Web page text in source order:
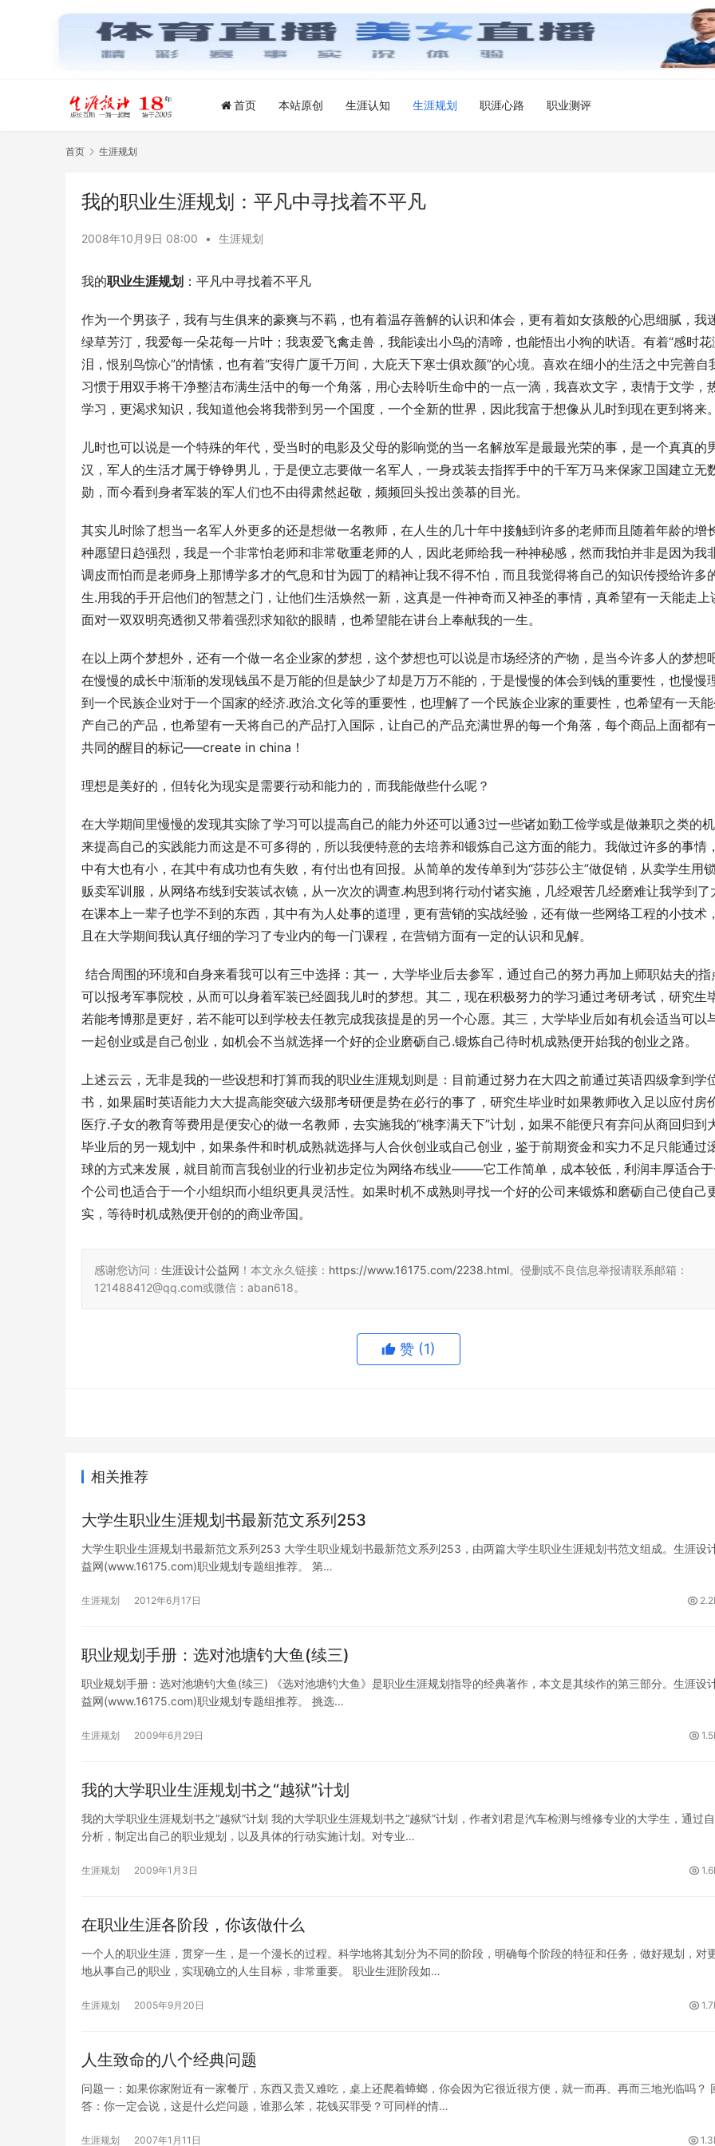
首页 本站原创 生涯认知 生涯规划 职涯心路 职业测评
首页 生涯规划
我的职业生涯规划：平凡中寻找着不平凡
2008年10月9日 08:00 • 生涯规划
我的职业生涯规划 ：平凡中寻找着不平凡
作为一个男孩子，我有与生俱来的豪爽与不羁，也有着温存善解的认识和体会，更有着如女孩般的心思细腻，我
绿草芳汀，我爱每一朵花每一片叶；我衷爱飞禽走兽，我能读出小鸟的清啼，也能悟出小狗的吠语。有着“感时花
泪，恨别鸟惊心”的情愫，也有着“安得广厦千万间，大庇天下寒士俱欢颜”的心境。喜欢在细小的生活之中完善自
习惯于用双手将干净整洁布满生活中的每一个角落，用心去聆听生命中的一点一滴，我喜欢文字，衷情于文学，
学习，更渴求知识，我知道他会将我带到另一个国度，一个全新的世界，因此我富于想像从儿时到现在更到将来。
儿时也可以说是一个特殊的年代，受当时的电影及父母的影响觉的当一名解放军是最最光荣的事，是一个真真的
汉，军人的生活才属于铮铮男儿，于是便立志要做一名军人，一身戎装去指挥手中的千军万马来保家卫国建立无
勋，而今看到身者军装的军人们也不由得肃然起敬，频频回头投出羡慕的目光。
其实儿时除了想当一名军人外更多的还是想做一名教师，在人生的几十年中接触到许多的老师而且随着年龄的增
种愿望日趋强烈，我是一个非常怕老师和非常敬重老师的人，因此老师给我一种神秘感，然而我怕并非是因为我
调皮而怕而是老师身上那博学多才的气息和甘为园丁的精神让我不得不怕，而且我觉得将自己的知识传授给许多
生.用我的手开启他们的智慧之门，让他们生活焕然一新，这真是一件神奇而又神圣的事情，真希望有一天能走上
面对一双双明亮透彻又带着强烈求知欲的眼睛，也希望能在讲台上奉献我的一生。
在以上两个梦想外，还有一个做一名企业家的梦想，这个梦想也可以说是市场经济的产物，是当今许多人的梦想吧
在慢慢的成长中渐渐的发现钱虽不是万能的但是缺少了却是万万不能的，于是慢慢的体会到钱的重要性，也慢慢
到一个民族企业对于一个国家的经济.政治.文化等的重要性，也理解了一个民族企业家的重要性，也希望有一天
产自己的产品，也希望有一天将自己的产品打入国际，让自己的产品充满世界的每一个角落，每个商品上面都有
共同的醒目的标记—–create in china！
理想是美好的，但转化为现实是需要行动和能力的，而我能做些什么呢？
在大学期间里慢慢的发现其实除了学习可以提高自己的能力外还可以通3过一些诸如勤工俭学或是做兼职之类的
来提高自己的实践能力而这是不可多得的，所以我便特意的去培养和锻炼自己这方面的能力。我做过许多的事情
中有大也有小，在其中有成功也有失败，有付出也有回报。从简单的发传单到为“莎莎公主”做促销，从卖学生用
贩卖军训服，从网络布线到安装试衣镜，从一次次的调查.构思到将行动付诸实施，几经艰苦几经磨难让我学到了
在课本上一辈子也学不到的东西，其中有为人处事的道理，更有营销的实战经验，还有做一些网络工程的小技术
且在大学期间我认真仔细的学习了专业内的每一门课程，在营销方面有一定的认识和见解。
结合周围的环境和自身来看我可以有三中选择：其一，大学毕业后去参军，通过自己的努力再加上师职姑夫的指
可以报考军事院校，从而可以身着军装已经圆我儿时的梦想。其二，现在积极努力的学习通过考研考试，研究生
若能考博那是更好，若不能可以到学校去任教完成我孩提是的另一个心愿。其三，大学毕业后如有机会适当可以
一起创业或是自己创业，如机会不当就选择一个好的企业磨砺自己.锻炼自己待时机成熟便开始我的创业之路。
上述云云，无非是我的一些设想和打算而我的职业生涯规划则是：目前通过努力在大四之前通过英语四级拿到学
书，如果届时英语能力大大提高能突破六级那考研便是势在必行的事了，研究生毕业时如果教师收入足以应付房
医疗.子女的教育等费用是便安心的做一名教师，去实施我的“桃李满天下”计划，如果不能便只有弃问从商回归到
毕业后的另一规划中，如果条件和时机成熟就选择与人合伙创业或自己创业，鉴于前期资金和实力不足只能通过
球的方式来发展，就目前而言我创业的行业初步定位为网络布线业——–它工作简单，成本较低，利润丰厚适合
个公司也适合于一个小组织而小组织更具灵活性。如果时机不成熟则寻找一个好的公司来锻炼和磨砺自己使自己
实，等待时机成熟便开创的的商业帝国。
感谢您访问： 生涯设计公益网 ！本文永久链接： https://www.16175.com/2238.html。侵删或不良信息举报请联系邮箱：
121488412@qq.com或微信：aban618。
赞 (1)
相关推荐
大学生职业生涯规划书最新范文系列253
大学生职业生涯规划书最新范文系列253 大学生职业规划书最新范文系列253，由两篇大学生职业生涯规划书范文组成。生涯设
益网(www.16175.com)职业规划专题组推荐。 第…
生涯规划 2012年6月17日
职业规划手册：选对池塘钓大鱼(续三)
职业规划手册：选对池塘钓大鱼(续三) 《选对池塘钓大鱼》是职业生涯规划指导的经典著作，本文是其续作的第三部分。生涯设
益网(www.16175.com)职业规划专题组推荐。 挑选…
生涯规划 2009年6月29日
我的大学职业生涯规划书之“越狱”计划
我的大学职业生涯规划书之“越狱”计划 我的大学职业生涯规划书之“越狱”计划，作者刘君是汽车检测与维修专业的大学生，通过
分析，制定出自己的职业规划，以及具体的行动实施计划。对专业…
生涯规划 2009年1月3日
在职业生涯各阶段，你该做什么
一个人的职业生涯，贯穿一生，是一个漫长的过程。科学地将其划分为不同的阶段，明确每个阶段的特征和任务，做好规划，对
地从事自己的职业，实现确立的人生目标，非常重要。 职业生涯阶段如…
生涯规划 2005年9月20日
人生致命的八个经典问题
问题一：如果你家附近有一家餐厅，东西又贵又难吃，桌上还爬着蟑螂，你会因为它很近很方便，就一而再、再而三地光临吗？
答：你一定会说，这是什么烂问题，谁那么笨，花钱买罪受？可同样的情…
生涯规划 2007年1月11日